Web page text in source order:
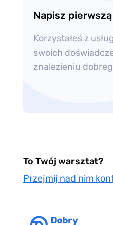
Napisz
Korzystałeś z
swoich
znalezieniu
To Twój warsztat?
Przejmij nad nim